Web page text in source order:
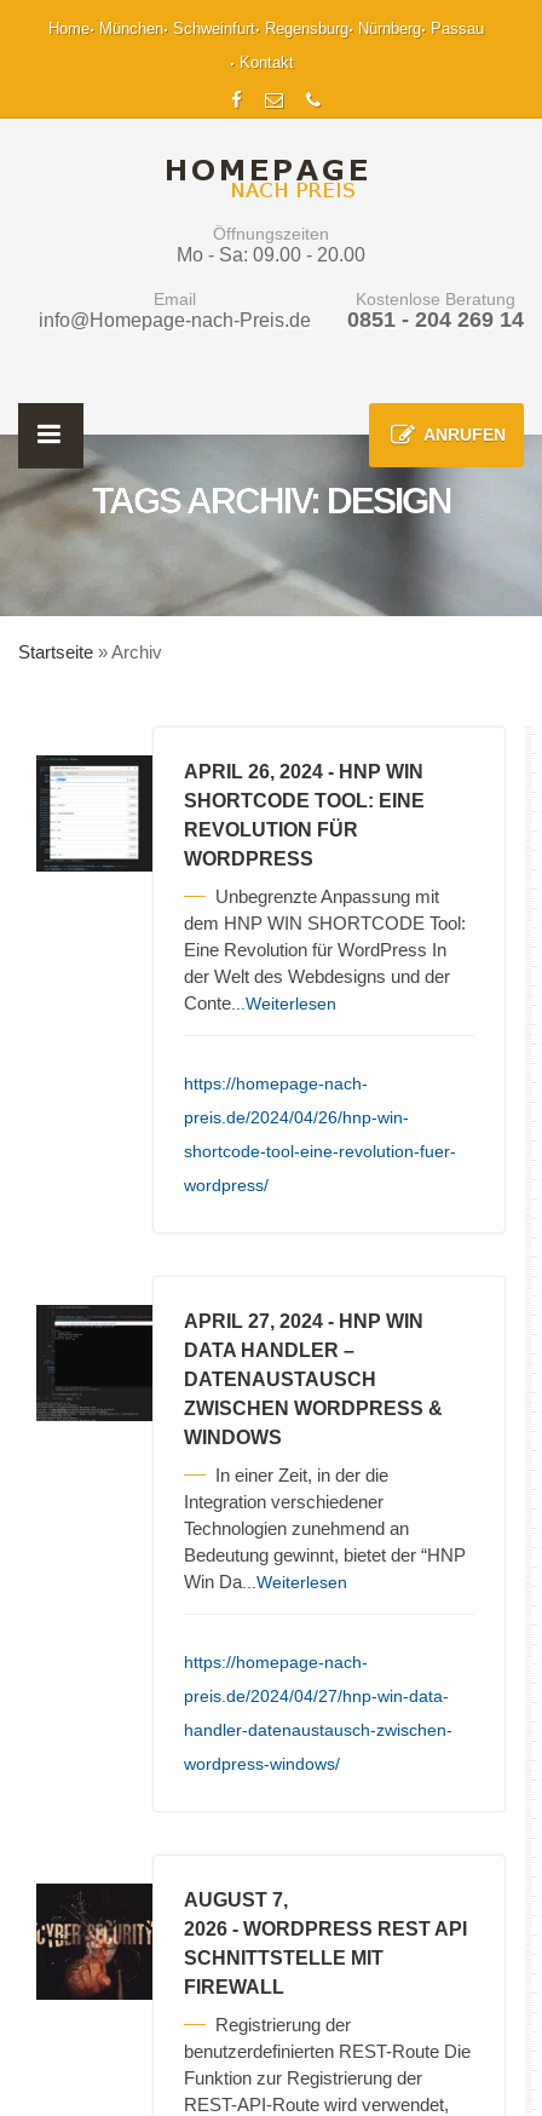
Home München Schweinfurt Regensburg Nürnberg
Passau
Kontakt
Öffnungszeiten
Mo - Sa: 09.00 - 20.00
Email
info@Homepage-nach-Preis.de
Kostenlose Beratung
0851 - 204 269 14
ANRUFEN
TAGS ARCHIV: DESIGN
Startseite »Archiv
APRIL 26, 2024 - HNP WIN
SHORTCODE TOOL: EINE
REVOLUTION FÜR
WORDPRESS
Unbegrenzte Anpassung mit
dem HNP WIN SHORTCODE Tool:
Eine Revolution für WordPress In
der Welt des Webdesigns und der
Conte ...Weiterlesen
https://homepage-nach-
preis.de/2024/04/26/hnp-win-
shortcode-tool-eine-revolution-fuer-
wordpress/
APRIL 27, 2024 - HNP WIN
DATA HANDLER –
DATENAUSTAUSCH
ZWISCHEN WORDPRESS &
WINDOWS
In einer Zeit, in der die
Integration verschiedener
Technologien zunehmend an
Bedeutung gewinnt, bietet der “HNP
Win Da ...Weiterlesen
https://homepage-nach-
preis.de/2024/04/27/hnp-win-data-
handler-datenaustausch-zwischen-
wordpress-windows/
AUGUST 7,
2026 - WORDPRESS REST API
SCHNITTSTELLE MIT
FIREWALL
Registrierung der
benutzerdefinierten REST-Route Die
Funktion zur Registrierung der
REST-API-Route wird verwendet,